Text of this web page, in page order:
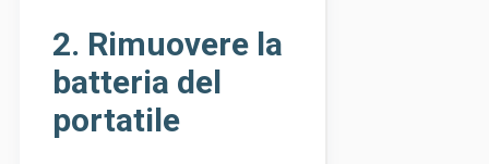
2. Rimuovere la
batteria del
portatile